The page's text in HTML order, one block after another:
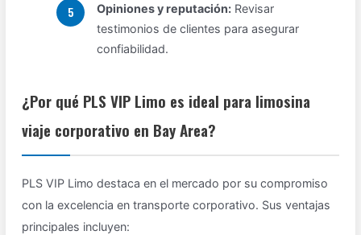
Opiniones y reputación: Revisar
testimonios de clientes para asegurar
confiabilidad.
¿Por qué PLS VIP Limo es ideal para limosina
viaje corporativo en Bay Area?
PLS VIP Limo destaca en el mercado por su compromiso
con la excelencia en transporte corporativo. Sus ventajas
principales incluyen: